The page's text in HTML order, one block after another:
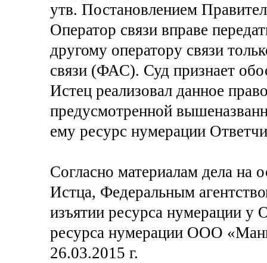
утв. Постановлением
Оператор связи вправе
другому оператору связи
связи (ФАС). Суд признает
Истец реализовал данное
предусмотренной
ему ресурс нумерации
Согласно материалам дела на
Истца, Федеральным
изъятии ресурса нумерации
ресурса нумерации ООО
26.03.2015 г.